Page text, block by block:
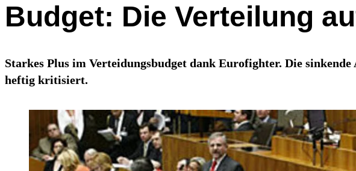
Budget: Die Verteilung
Starkes Plus im Verteidungsbudget dank Eurofighter. Die
heftig kritisiert.